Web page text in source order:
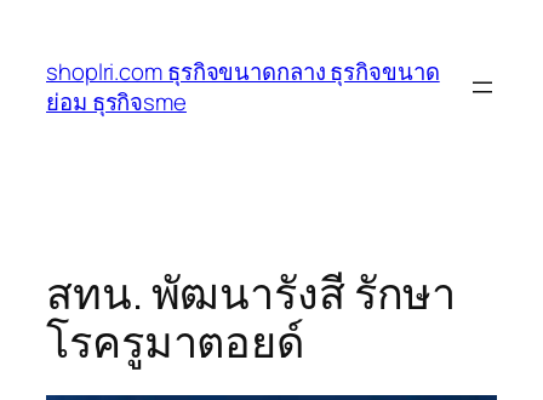
เนื้อหา
shoplri.com ธุรกิจขนาดกลาง ธุรกิจขนาด
ย่อม ธุรกิจsme
สทน. พัฒนารังสี รักษา
โรครูมาตอยด์